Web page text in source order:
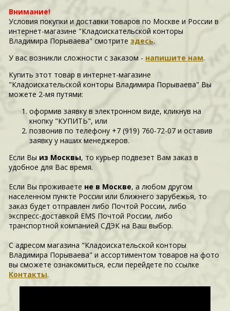
Внимание!
Условия покупки и доставки товаров по Москве и России в
интернет-магазине "Кладоискательской конторы
Владимира Порываева" смотритездесь.
У вас возникли сложности c заказом - напишите нам.
Купить этот товар в интернет-магазине
"Кладоискательской конторы Владимира Порываева" Вы
можете 2-мя путями:
оформив заявку в электронном виде, кликнув на
кнопку "КУПИТЬ", или
позвонив по телефону +7 (919) 760-72-07 и оставив
заявку у наших менеджеров.
Если Вы из Москвы, то курьер подвезет Вам заказ в
удобное для Вас время.
Если Вы проживаете не в Москве, а любом другом
населенном пункте России или ближнего зарубежья, то
заказ будет отправлен либо Почтой России, либо
экспресс-доставкой EMS Почтой России, либо
транспортной компанией СДЭК на Ваш выбор.
С адресом магазина "Кладоискательской конторы
Владимира Порываева" и ассортиментом товаров на фото
вы сможете ознакомиться, если перейдете по ссылке
Контакты.